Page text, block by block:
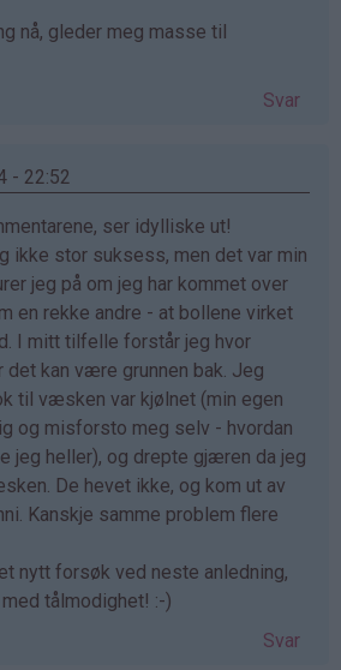
nå, gleder meg masse til
Svar
- 22:52
ser idylliske ut!
ikke stor suksess, men det var min
jeg på om jeg har kommet over
en rekke andre - at bollene virket
I mitt tilfelle forstår jeg hvor
det kan være grunnen bak. Jeg
til væsken var kjølnet (min egen
og misforsto meg selv - hvordan
jeg heller), og drepte gjæren da jeg
De hevet ikke, og kom ut av
Kanskje samme problem flere
nytt forsøk ved neste anledning,
tålmodighet! :-)
Svar